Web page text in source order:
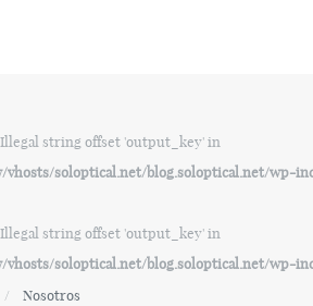
Illegal string offset 'output_key' in
vhosts/soloptical.net/blog.soloptical.net/wp-
Illegal string offset 'output_key' in
vhosts/soloptical.net/blog.soloptical.net/wp-
Nosotros